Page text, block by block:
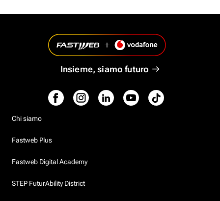
Insieme, siamo futuro
Chi siamo
Fastweb Plus
Fastweb Digital Academy
STEP FuturAbility District